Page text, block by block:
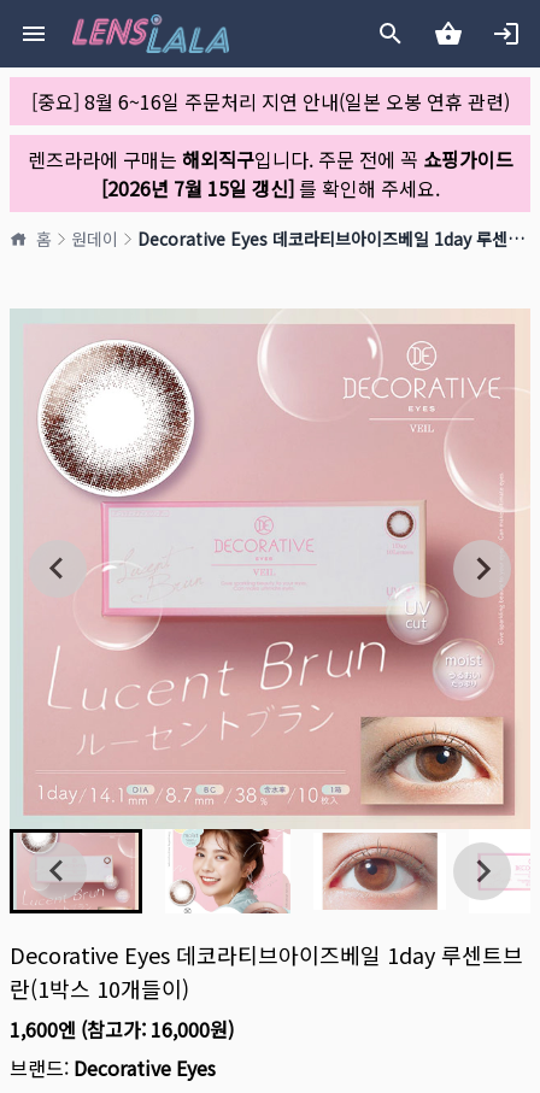
[중요] 8월 6~16일 주문처리 지연 안내(일본 오봉 연휴 관련)
렌즈라라에 구매는 해외직구입니다. 주문 전에 꼭 쇼핑가이드
[2026년 7월 15일 갱신]를 확인해 주세요.
홈 원데이 Decorative Eyes 데코라티브아이즈베일 1day 루센트브란(1박스 10개들이)
Decorative Eyes 데코라티브아이즈베일 1day 루센트브
란(1박스 10개들이)
1,600엔 (참고가: 16,000원)
브랜드: Decorative Eyes